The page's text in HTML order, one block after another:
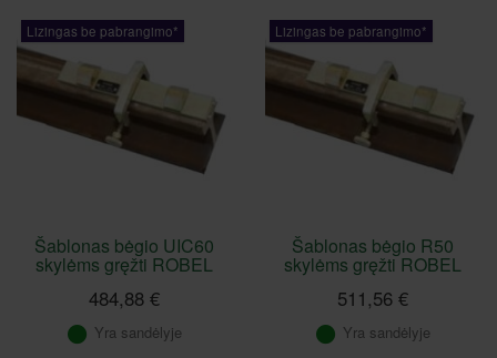
Lizingas be pabrangimo*
Šablonas bėgio UIC60
skylėms gręžti ROBEL
484,88 €
Yra sandėlyje
Lizingas be pabrangimo*
Šablonas bėgio R50
skylėms gręžti ROBEL
511,56 €
Yra sandėlyje